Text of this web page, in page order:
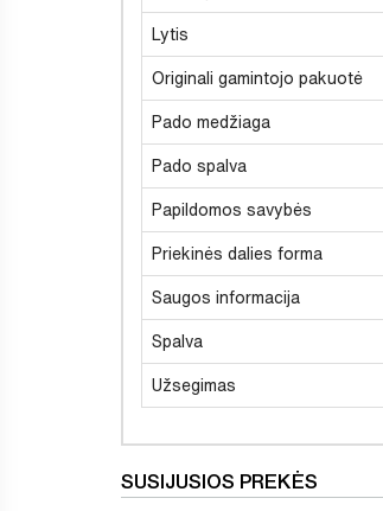
Lytis
Originali gamintojo pakuotė
Pado medžiaga
Pado spalva
Papildomos savybės
Priekinės dalies forma
Saugos informacija
Spalva
Užsegimas
SUSIJUSIOS PREKĖS